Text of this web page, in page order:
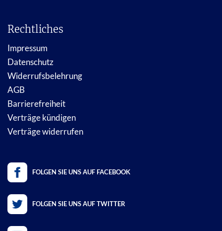
Rechtliches
Impressum
Datenschutz
Widerrufsbelehrung
AGB
Barrierefreiheit
Verträge kündigen
Verträge widerrufen
FOLGEN SIE UNS AUF FACEBOOK
FOLGEN SIE UNS AUF TWITTER